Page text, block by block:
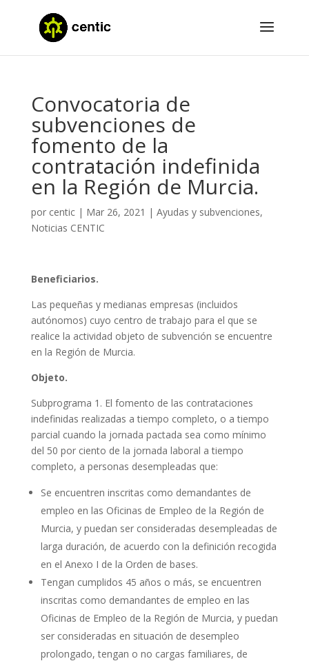
Convocatoria de
subvenciones de
fomento de la
contratación indefinida
en la Región de Murcia.
por centic| Mar 26, 2021 | Ayudas y subvenciones,
Noticias CENTIC
Beneficiarios.
Las pequeñas y medianas empresas (incluidos
autónomos) cuyo centro de trabajo para el que se
realice la actividad objeto de subvención se encuentre
en la Región de Murcia.
Objeto.
Subprograma 1. El fomento de las contrataciones
indefinidas realizadas a tiempo completo, o a tiempo
parcial cuando la jornada pactada sea como mínimo
del 50 por ciento de la jornada laboral a tiempo
completo, a personas desempleadas que:
Se encuentren inscritas como demandantes de
empleo en las Oficinas de Empleo de la Región de
Murcia, y puedan ser consideradas desempleadas de
larga duración, de acuerdo con la definición recogida
en el Anexo I de la Orden de bases.
Tengan cumplidos 45 años o más, se encuentren
inscritas como demandantes de empleo en las
Oficinas de Empleo de la Región de Murcia, y puedan
ser consideradas en situación de desempleo
prolongado, tengan o no cargas familiares, de